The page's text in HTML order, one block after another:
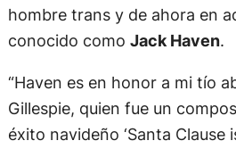
hombre trans y de ahora en
conocido como Jack Haven.
“Haven es en honor a mi tío
Gillespie, quien fue un
éxito navideño ‘Santa Clause